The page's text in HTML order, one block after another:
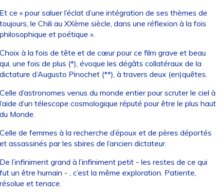
ce « pour saluer l’éclat d’une intégration de ses thèmes de
le Chili au XXème siècle, dans une réflexion à la fois
et poétique ».
à la fois de tête et de cœur pour ce film grave et beau
une fois de plus (*), évoque les dégâts collatéraux de la
d’Augusto Pinochet (**), à travers deux (en)quêtes.
d’astronomes venus du monde entier pour scruter le ciel à
d’un télescope cosmologique réputé pour être le plus haut
Monde.
de femmes à la recherche d’époux et de pères déportés
assassinés par les sbires de l’ancien dictateur.
l’infiniment grand à l’infiniment petit - les restes de ce qui
un être humain - , c’est la même exploration. Patiente,
et tenace.